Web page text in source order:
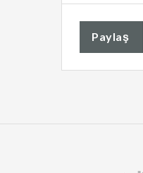
Paylaş